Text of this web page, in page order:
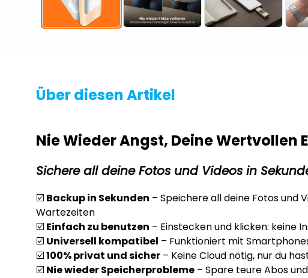
Über diesen Artikel
Nie Wieder Angst, Deine Wertvollen
Sichere all deine Fotos und Videos in
☑️ Backup in Sekunden – Speichere all deine Fotos und
Wartezeiten
☑️ Einfach zu benutzen – Einstecken und klicken: keine
☑️ Universell kompatibel – Funktioniert mit
☑️100% privat und sicher – Keine Cloud nötig, nur du
☑️ Nie wieder Speicherprobleme – Spare teure Abos